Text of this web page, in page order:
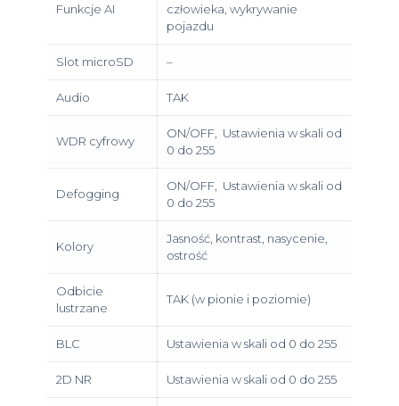
Funkcje AI
człowieka, wykrywanie
pojazdu
Slot microSD –
Audio TAK
WDR cyfrowy
ON/OFF, Ustawienia w skali od
0 do 255
Defogging
ON/OFF, Ustawienia w skali od
0 do 255
Kolory
Jasność, kontrast, nasycenie,
ostrość
Odbicie
lustrzane
TAK (w pionie i poziomie)
BLC Ustawienia w skali od 0 do 255
2D NR Ustawienia w skali od 0 do 255